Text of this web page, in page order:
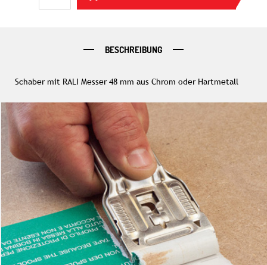
BESCHREIBUNG
Schaber mit RALI Messer 48 mm aus Chrom oder Hartmetall